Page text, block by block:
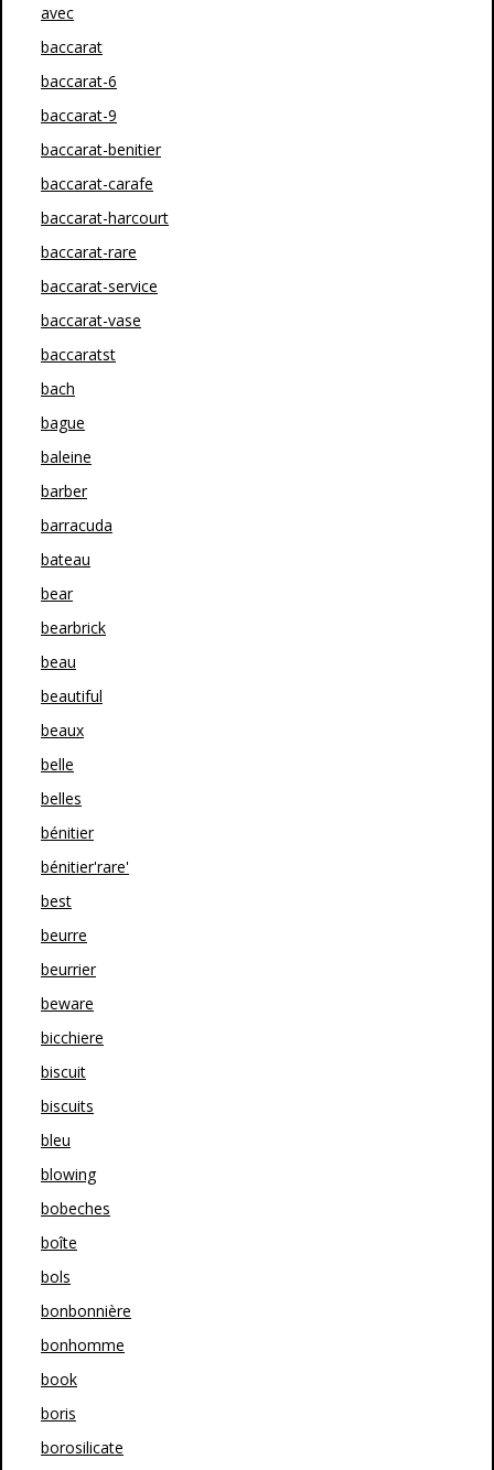
avec
baccarat
baccarat-6
baccarat-9
baccarat-benitier
baccarat-carafe
baccarat-harcourt
baccarat-rare
baccarat-service
baccarat-vase
baccaratst
bach
bague
baleine
barber
barracuda
bateau
bear
bearbrick
beau
beautiful
beaux
belle
belles
bénitier
bénitier'rare'
best
beurre
beurrier
beware
bicchiere
biscuit
biscuits
bleu
blowing
bobeches
boîte
bols
bonbonnière
bonhomme
book
boris
borosilicate